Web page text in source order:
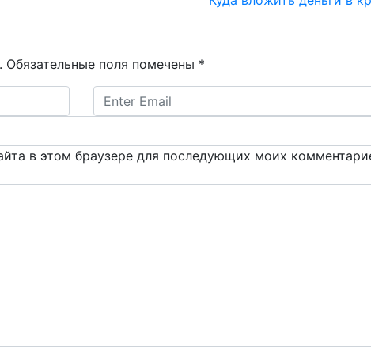
Обязательные поля помечены *
в этом браузере для последующих моих